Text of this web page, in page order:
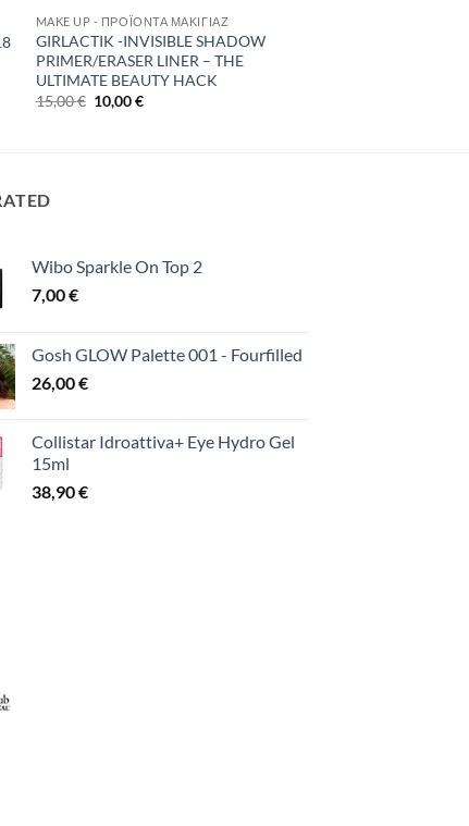
MAKE UP - ΠΡΟΪΌΝΤΑ ΜΑΚΙΓΙΆΖ
GIRLACTIK -INVISIBLE SHADOW
PRIMER/ERASER LINER – THE
ULTIMATE BEAUTY HACK
15,00€ Original
price
10,00€Η
Wibo Sparkle On Top 2
7,00€
Gosh GLOW Palette 001 - Fourfilled
26,00€
Collistar Idroattiva+ Eye Hydro Gel
15ml
38,90€